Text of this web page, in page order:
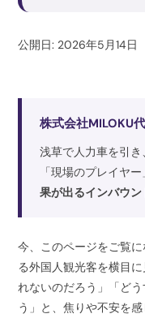
公開日: 2026年5月14日
株式会社MILOKU
浅草で人力車を引
「現場のプレイヤ
果が出るインバウン
今、このページをご覧
る外国人観光客を横目
れないのだろう」「ど
う」と、焦りや不安を